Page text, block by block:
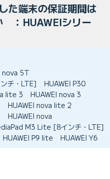
た端末の保証期間は
：HUAWEIシリー
nova 5T
チ・LTE]
HUAWEI P30
lite 3
HUAWEI nova 3
HUAWEI nova lite 2
HUAWEI nova
M3 Lite [8インチ・LTE]
HUAWEI P9 lite HUAWEI Y6